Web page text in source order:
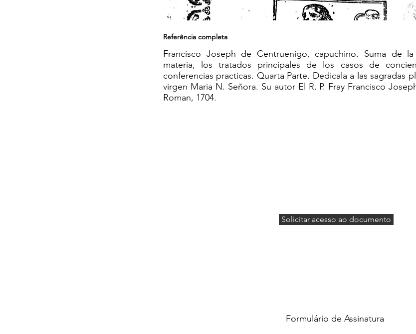
Referência completa
Francisco Joseph de Centruenigo, capuchino. Suma de
materia, los tratados principales de los casos de
conferencias practicas. Quarta Parte. Dedicala a las sagradas
virgen Maria N. Señora. Su autor El R. P. Fray Francisco
Roman, 1704.
Solicitar acesso ao documento
Formulário de Assinatura